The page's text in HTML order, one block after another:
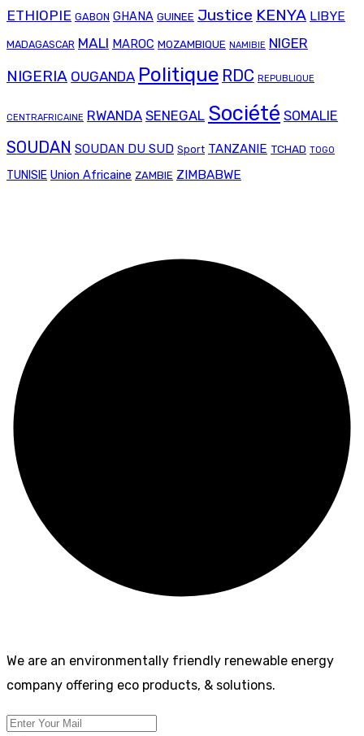
ETHIOPIE GABON GHANA GUINEE Justice KENYA LIBYE
MADAGASCAR MALI MAROC MOZAMBIQUE NAMIBIE NIGER
NIGERIA OUGANDA Politique RDC REPUBLIQUE
CENTRAFRICAINE RWANDA SENEGAL Société SOMALIE
SOUDAN SOUDAN DU SUD Sport TANZANIE TCHAD TOGO
TUNISIE Union Africaine ZAMBIE ZIMBABWE
We are an environmentally friendly renewable energy
company offering eco products, & solutions.